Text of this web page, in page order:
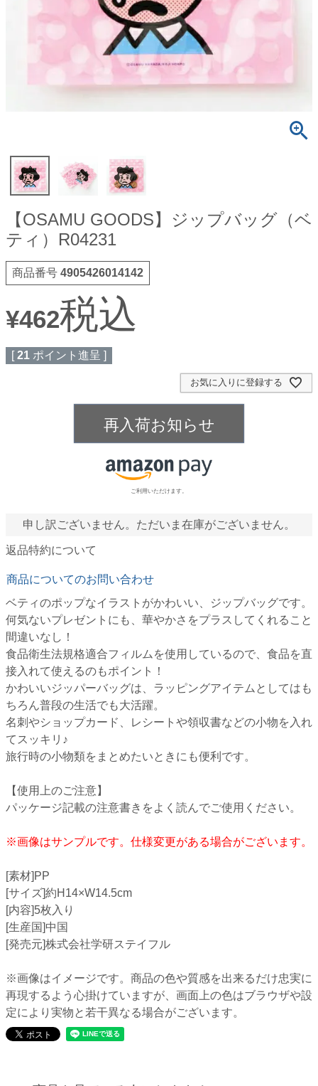
【OSAMU GOODS】ジップバッグ（ベ
ティ）R04231
商品番号 4905426014142
¥462税込
[ 21 ポイント進呈 ]
お気に入りに登録する
再入荷お知らせ
ご利用いただけます。
申し訳ございません。ただいま在庫がございません。
返品特約について
商品についてのお問い合わせ
ベティのポップなイラストがかわいい、ジップバッグです。
何気ないプレゼントにも、華やかさをプラスしてくれること
間違いなし！
食品衛生法規格適合フィルムを使用しているので、食品を直
接入れて使えるのもポイント！
かわいいジッパーバッグは、ラッピングアイテムとしてはも
ちろん普段の生活でも大活躍。
名刺やショップカード、レシートや領収書などの小物を入れ
てスッキリ♪
旅行時の小物類をまとめたいときにも便利です。
【使用上のご注意】
パッケージ記載の注意書きをよく読んでご使用ください。
※画像はサンプルです。仕様変更がある場合がございます。
[素材]PP
[サイズ]約H14×W14.5cm
[内容]5枚入り
[生産国]中国
[発売元]株式会社学研ステイフル
※画像はイメージです。商品の色や質感を出来るだけ忠実に
再現するよう心掛けていますが、画面上の色はブラウザや設
定により実物と若干異なる場合がございます。